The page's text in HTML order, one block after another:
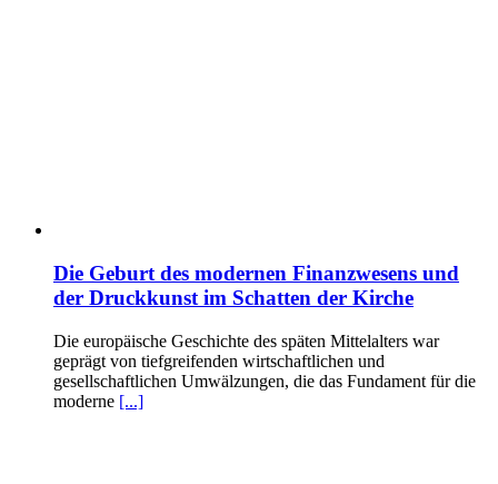
Die Geburt des modernen Finanzwesens und
der Druckkunst im Schatten der Kirche
Die europäische Geschichte des späten Mittelalters war
geprägt von tiefgreifenden wirtschaftlichen und
gesellschaftlichen Umwälzungen, die das Fundament für die
moderne [...]